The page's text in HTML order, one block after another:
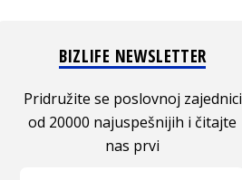
BIZLIFE NEWSLETTER
Pridružite se poslovnoj zajednici
od 20000 najuspešnijih i čitajte
nas prvi